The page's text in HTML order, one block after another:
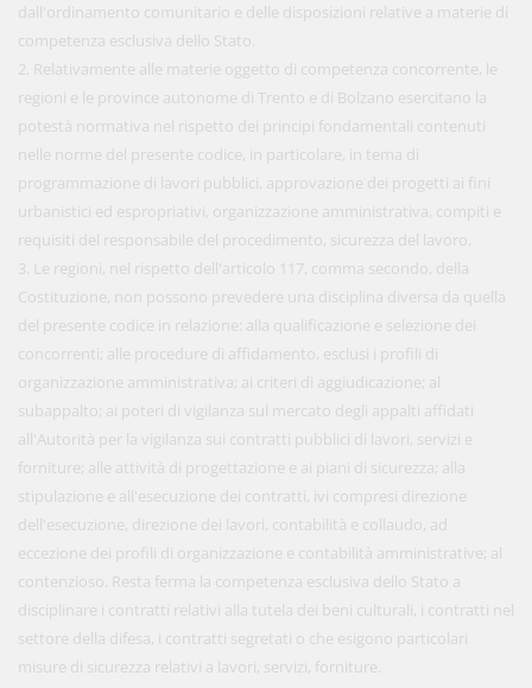
dall'ordinamento comunitario e delle disposizioni relative a materie di
competenza esclusiva dello Stato.
2. Relativamente alle materie oggetto di competenza concorrente, le
regioni e le province autonome di Trento e di Bolzano esercitano la
potestà normativa nel rispetto dei principi fondamentali contenuti
nelle norme del presente codice, in particolare, in tema di
programmazione di lavori pubblici, approvazione dei progetti ai fini
urbanistici ed espropriativi, organizzazione amministrativa, compiti e
requisiti del responsabile del procedimento, sicurezza del lavoro.
3. Le regioni, nel rispetto dell'articolo 117, comma secondo, della
Costituzione, non possono prevedere una disciplina diversa da quella
del presente codice in relazione: alla qualificazione e selezione dei
concorrenti; alle procedure di affidamento, esclusi i profili di
organizzazione amministrativa; ai criteri di aggiudicazione; al
subappalto; ai poteri di vigilanza sul mercato degli appalti affidati
all'Autorità per la vigilanza sui contratti pubblici di lavori, servizi e
forniture; alle attività di progettazione e ai piani di sicurezza; alla
stipulazione e all'esecuzione dei contratti, ivi compresi direzione
dell'esecuzione, direzione dei lavori, contabilità e collaudo, ad
eccezione dei profili di organizzazione e contabilità amministrative; al
contenzioso. Resta ferma la competenza esclusiva dello Stato a
disciplinare i contratti relativi alla tutela dei beni culturali, i contratti nel
settore della difesa, i contratti segretati o che esigono particolari
misure di sicurezza relativi a lavori, servizi, forniture.